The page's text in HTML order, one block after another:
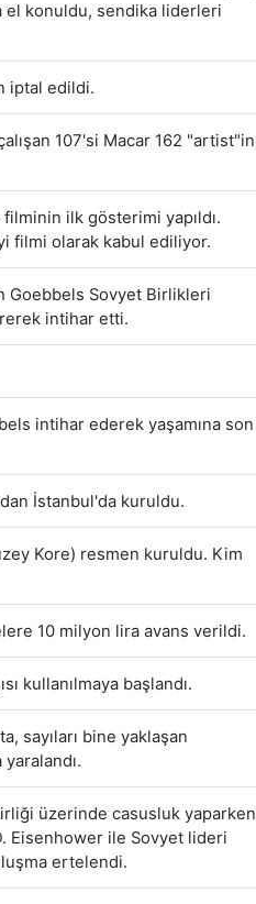
el konuldu, sendika liderleri
iptal edildi.
107'si Macar 162 "artist"in
ilk gösterimi yapıldı.
filmi olarak kabul ediliyor.
Goebbels Sovyet Birlikleri
intihar etti.
intihar ederek yaşamına son
İstanbul'da kuruldu.
Kore) resmen kuruldu. Kim
10 milyon lira avans verildi.
kullanılmaya başlandı.
sayıları bine yaklaşan
yaralandı.
üzerinde casusluk yaparken
Eisenhower ile Sovyet lideri
ertelendi.